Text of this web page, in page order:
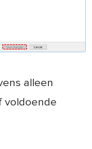
alleen
voldoende